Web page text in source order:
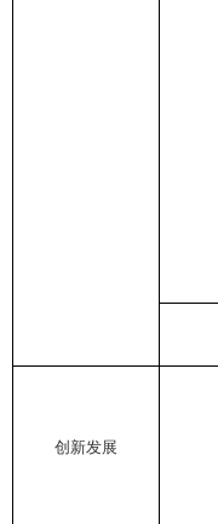
创新发展